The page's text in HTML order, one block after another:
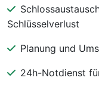
Schlüsselverlust
Planung und
24h-Notdienst